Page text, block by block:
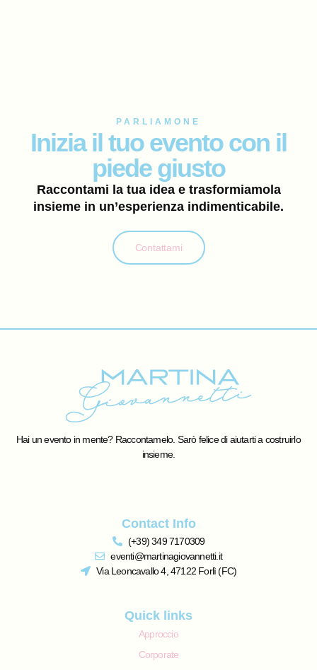
PARLIAMONE
Inizia il tuo evento con il
piede giusto
Raccontami la tua idea e trasformiamola
insieme in un’esperienza indimenticabile.
Contattami
Hai un evento in mente? Raccontamelo. Sarò felice di aiutarti a costruirlo
insieme.
Contact Info
(+39) 349 7170309
eventi@martinagiovannetti.it
Via Leoncavallo 4, 47122 Forlì (FC)
Quick links
Approccio
Corporate